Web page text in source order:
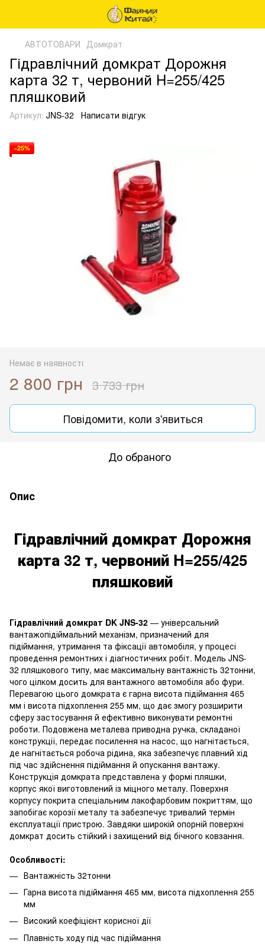
АВТОТОВАРИ Домкрат
Гідравлічний домкрат Дорожня
карта 32 т, червоний H=255/425
пляшковий
Артикул: JNS-32 Написати відгук
−25%
Немає в наявності
2 800 грн 3 733 грн
Повідомити, коли з'явиться
До обраного
Опис
Гідравлічний домкрат Дорожня
карта 32 т, червоний H=255/425
пляшковий
Гідравлічний домкрат DK JNS-32 — універсальний
вантажопідіймальний механізм, призначений для
підіймання, утримання та фіксації автомобіля, у процесі
проведення ремонтних і діагностичних робіт. Модель JNS-
32 пляшкового типу, має максимальну вантажність 32тонни,
чого цілком досить для вантажного автомобіля або фури.
Перевагою цього домкрата є гарна висота підіймання 465
мм і висота підхоплення 255 мм, що дає змогу розширити
сферу застосування й ефективно виконувати ремонтні
роботи. Подовжена металева приводна ручка, складаної
конструкції, передає посилення на насос, що нагнітається,
де нагнітається робоча рідина, яка забезпечує плавний хід
під час здійснення підіймання й опускання вантажу.
Конструкція домкрата представлена у формі пляшки,
корпус якої виготовлений із міцного металу. Поверхня
корпусу покрита спеціальним лакофарбовим покриттям, що
запобігає корозії металу та забезпечує тривалий термін
експлуатації пристрою. Завдяки широкій опорній поверхні
домкрат досить стійкий і захищений від бічного ковзання.
Особливості:
Вантажність 32тонни
Гарна висота підіймання 465 мм, висота підхоплення 255
мм
Високий коефіцієнт корисної дії
Плавність ходу під час підіймання